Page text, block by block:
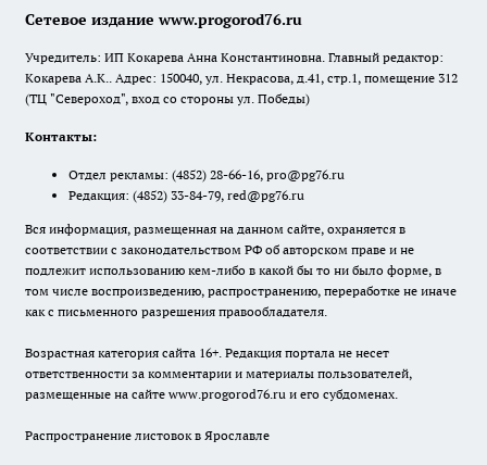
Сетевое издание www.progorod76.ru
Учредитель: ИП Кокарева Анна Константиновна. Главный редактор:
Кокарева А.К.. Адрес: 150040, ул. Некрасова, д.41, стр.1, помещение 312
(ТЦ "Североход", вход со стороны ул. Победы)
Контакты:
Отдел рекламы: (4852) 28-66-16, pro@pg76.ru
Редакция: (4852) 33-84-79, red@pg76.ru
Вся информация, размещенная на данном сайте, охраняется в
соответствии с законодательством РФ об авторском праве и не
подлежит использованию кем-либо в какой бы то ни было форме, в
том числе воспроизведению, распространению, переработке не иначе
как с письменного разрешения правообладателя.
Возрастная категория сайта 16+. Редакция портала не несет
ответственности за комментарии и материалы пользователей,
размещенные на сайте www.progorod76.ru и его субдоменах.
Распространение листовок в Ярославле